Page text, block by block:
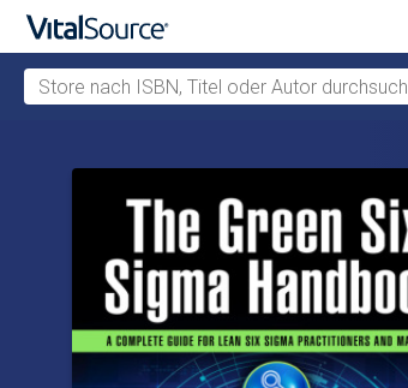
Store nach ISBN, Titel oder Autor durchsuchen